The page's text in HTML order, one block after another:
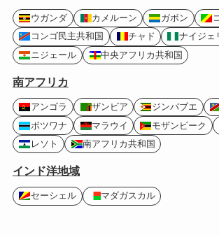
ウガンダ カメルーン ガボン
コンゴ民主共和国
チャド
ナイジェ
ニジェール
中央アフリカ共和国
南アフリカ
アンゴラ ザンビア ジンバブエ
ボツワナ
マラウイ モザンビーク
レソト
南アフリカ共和国
インド洋地域
セーシェル マダガスカル